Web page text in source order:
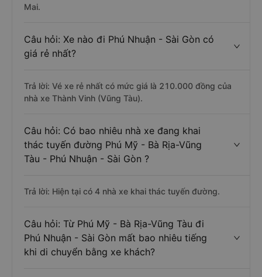
Mai.
Câu hỏi: Xe nào đi Phú Nhuận - Sài Gòn có
giá rẻ nhất?
Trả lời: Vé xe rẻ nhất có mức giá là 210.000 đồng của
nhà xe Thành Vinh (Vũng Tàu).
Câu hỏi: Có bao nhiêu nhà xe đang khai
thác tuyến đường Phú Mỹ - Bà Rịa-Vũng
Tàu - Phú Nhuận - Sài Gòn ?
Trả lời: Hiện tại có 4 nhà xe khai thác tuyến đường.
Câu hỏi: Từ Phú Mỹ - Bà Rịa-Vũng Tàu đi
Phú Nhuận - Sài Gòn mất bao nhiêu tiếng
khi di chuyển bằng xe khách?